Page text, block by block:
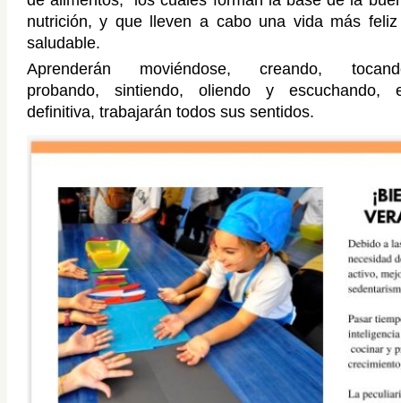
nutrición, y que lleven a cabo una vida más
saludable.
Aprenderán moviéndose, creando,
probando, sintiendo, oliendo y escuchando,
definitiva, trabajarán todos sus sentidos.